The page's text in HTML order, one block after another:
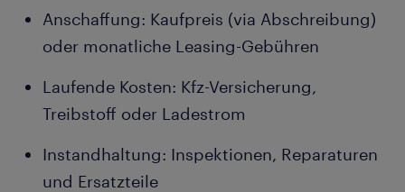
Anschaffung: Kaufpreis (via Abschreibung)
oder monatliche Leasing-Gebühren
Laufende Kosten: Kfz-Versicherung,
Treibstoff oder Ladestrom
Instandhaltung: Inspektionen, Reparaturen
und Ersatzteile